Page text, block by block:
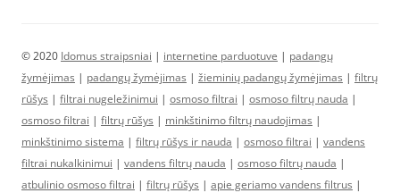
© 2020 Idomus straipsniai | internetine parduotuve | padangų
žymėjimas | padangų žymėjimas | žieminių padangų žymėjimas | filtrų
rūšys | filtrai nugeležinimui | osmoso filtrai | osmoso filtrų nauda |
osmoso filtrai | filtrų rūšys | minkštinimo filtrų naudojimas |
minkštinimo sistema | filtrų rūšys ir nauda | osmoso filtrai | vandens
filtrai nukalkinimui | vandens filtrų nauda | osmoso filtrų nauda |
atbulinio osmoso filtrai | filtrų rūšys | apie geriamo vandens filtrus |